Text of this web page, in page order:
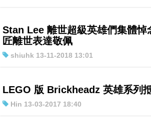
Stan Lee 離世超級英雄們集體悼
匠離世表達敬佩
shiuhk 13-11-2018 13:01
LEGO 版 Brickheadz 英雄系列
Hin 13-03-2017 18:40